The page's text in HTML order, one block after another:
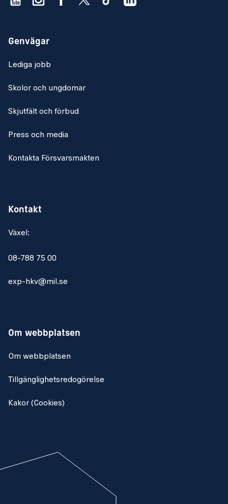
Genvägar
Lediga jobb
Skolor och ungdomar
Skjutfält och förbud
Press och media
Kontakta Försvarsmakten
Kontakt
Växel:
08-788 75 00
exp-hkv@mil.se
Om webbplatsen
Om webbplatsen
Tillgänglighetsredogörelse
Kakor (Cookies)